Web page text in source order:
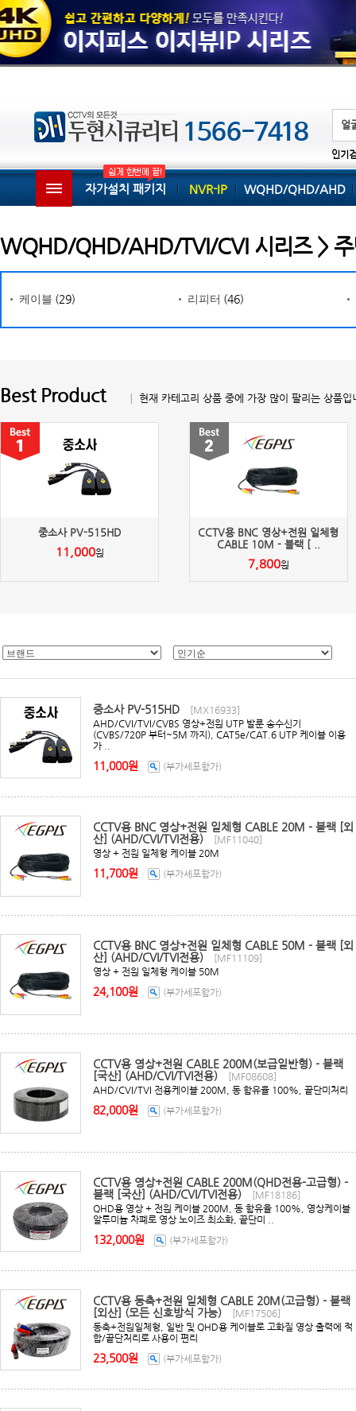
인기
자가설치 패키지 NVR-IP WQHD/QHD/AHD
WQHD/QHD/AHD/TVI/CVI 시리즈 > 주
케이블 (29) 리피터 (46)
Best Product │ 현재 카테고리 상품 중에 가장 많이 팔리는 상품입
중소사 PV-515HD
11,000원
CCTV용 BNC 영상+전원 일체형
CABLE 10M - 블랙 [ ..
7,800원
중소사 PV-515HD
[MX16933]
AHD/CVI/TVI/CVBS 영상+전원 UTP 발룬 송수신기
(CVBS/720P 부터~5M 까지), CAT5e/CAT.6 UTP 케이블 이용
가 ..
11,000원 (부가세포함가)
CCTV용 BNC 영상+전원 일체형 CABLE 20M - 블랙 [외
산] (AHD/CVI/TVI전용)
[MF11040]
영상 + 전원 일체형 케이블 20M
11,700원 (부가세포함가)
CCTV용 BNC 영상+전원 일체형 CABLE 50M - 블랙 [외
산] (AHD/CVI/TVI전용)
[MF11109]
영상 + 전원 일체형 케이블 50M
24,100원 (부가세포함가)
CCTV용 영상+전원 CABLE 200M(보급일반형) - 블랙
[국산] (AHD/CVI/TVI전용)
[MF08608]
AHD/CVI/TVI 전용케이블 200M, 동 함유율 100%, 끝단미처리
82,000원 (부가세포함가)
CCTV용 영상+전원 CABLE 200M(QHD전용-고급형) -
블랙 [국산] (AHD/CVI/TVI전용)
[MF18186]
QHD용 영상 + 전원 케이블 200M, 동 함유율 100%, 영상케이블
알루미늄 차폐로 영상 노이즈 최소화, 끝단미 ..
132,000원 (부가세포함가)
CCTV용 동축+전원 일체형 CABLE 20M(고급형) - 블랙
[외산] (모든 신호방식 가능)
[MF17506]
동축+전원일체형, 일반 및 QHD용 케이블로 고화질 영상 출력에 적
합/끝단처리로 사용이 편리
23,500원 (부가세포함가)